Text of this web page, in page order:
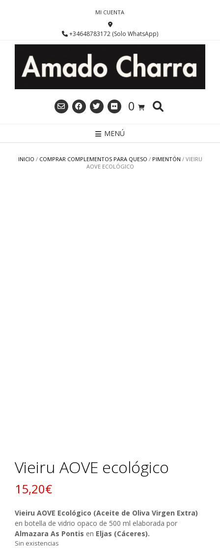
MI CUENTA
+34648783172 (Solo WhatsApp)
0
MENÚ
INICIO / COMPRAR COMPLEMENTOS PARA QUESO / PIMENTÓN / VIEIRU
AOVE ECOLÓGICO
Vieiru AOVE ecológico
15,20€
Vieiru AOVE Ecológico (Aceite de Oliva Virgen Extra)
en botella de vidrio opaco de 500 ml elaborada por
Almazara As Pontis en Eljas (Cáceres).
Sin existencias